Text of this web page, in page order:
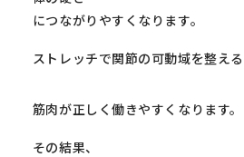
につながりやすくなります。
ストレッチで関節の可動域を整える
筋肉が正しく働きやすくなります。
その結果、